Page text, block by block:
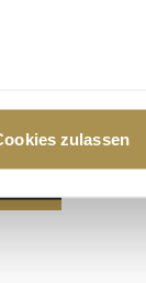
im
anbieten zu
zulassen